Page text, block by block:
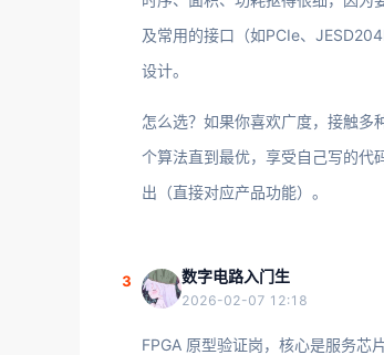
及常用的接口（如PCIe、
设计。
怎么选？如果你喜欢广度，接触多
个算法直到最优，享受自己写的代
出（直接对应产品功能）。
3 数字电路入门生
2026-02-07 12:18
FPGA 原型验证岗，核心是服务芯